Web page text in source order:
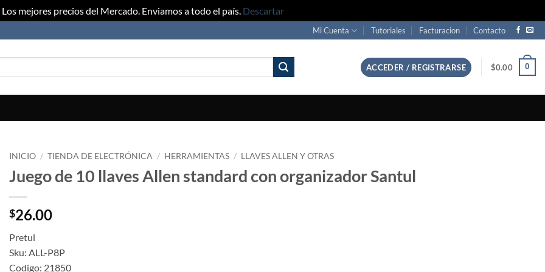
Los mejores precios del Mercado. Enviamos a todo el país. Descartar
Mi Cuenta Tutoriales Facturacion Contacto
ACCEDER / REGISTRARSE $0.00 0
INICIO / TIENDA DE ELECTRÓNICA / HERRAMIENTAS / LLAVES ALLEN Y OTRAS
Juego de 10 llaves Allen standard con organizador Santul
$26.00
Pretul
Sku: ALL-P8P
Codigo: 21850